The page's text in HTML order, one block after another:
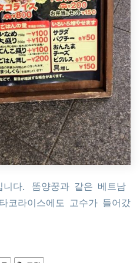
니다. 똠양꿍과 같은 베트남
코라이스에도 고수가 들어갔